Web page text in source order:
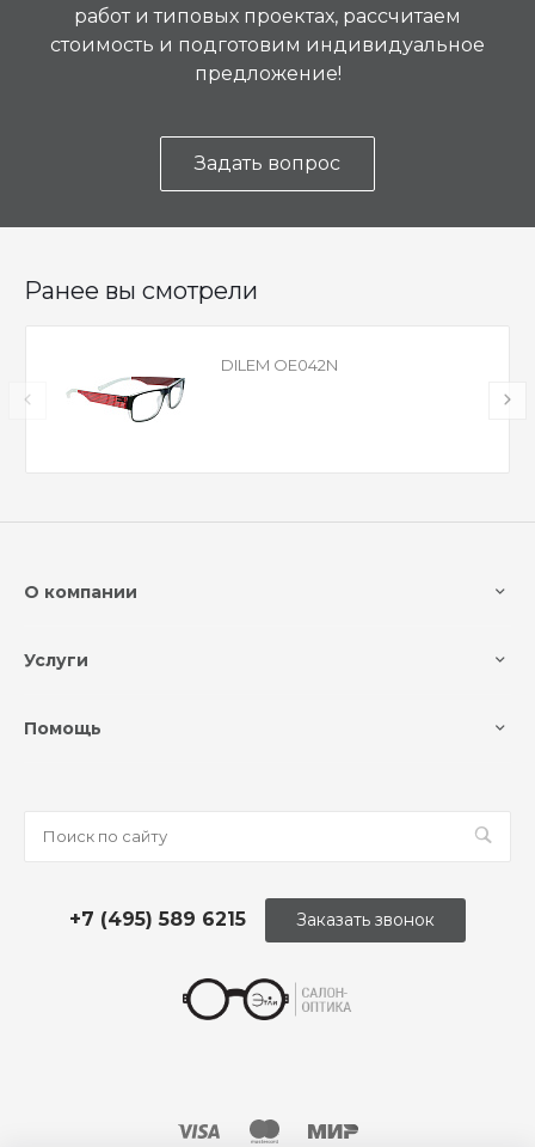
работ и типовых проектах, рассчитаем
стоимость и подготовим индивидуальное
предложение!
Задать вопрос
Ранее вы смотрели
DILEM OE042N
О компании
Услуги
Помощь
+7 (495) 589 6215 Заказать звонок